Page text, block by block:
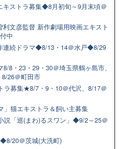
キストラ募集◆8月初旬～9月末頃＠
利文彦監督 新作劇場用映画エキスト
中
連続ドラマ◆8/13・14＠水戸◆8/29
8・23・29・30＠埼玉県鶴ヶ島市、
26＠町田市
ラ募集★8/7・9・10＠代沢、8/17＠
猫エキストラ＆飼い主募集
説「巡(まわ)るスワン」◆9/2～25＠
20＠茨城(大洗町)